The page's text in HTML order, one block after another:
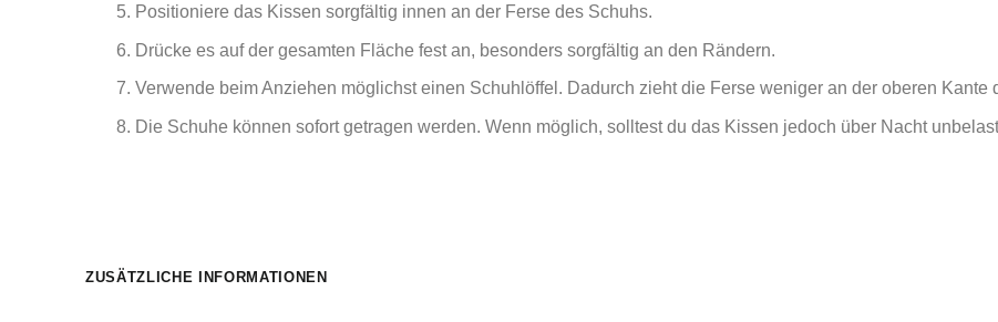
Positioniere das Kissen sorgfältig innen an der Ferse des Schuhs.
Drücke es auf der gesamten Fläche fest an, besonders sorgfältig an den Rändern.
Verwende beim Anziehen möglichst einen Schuhlöffel. Dadurch zieht die Ferse weniger an der oberen Kante
Die Schuhe können sofort getragen werden. Wenn möglich, solltest du das Kissen jedoch über Nacht
ZUSÄTZLICHE INFORMATIONEN